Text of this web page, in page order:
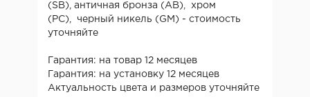
(SB), античная бронза (AB), хром
(PC), черный никель (GM) - стоимость
уточняйте
Гарантия: на товар 12 месяцев
Гарантия: на установку 12 месяцев
Актуальность цвета и размеров уточняйте